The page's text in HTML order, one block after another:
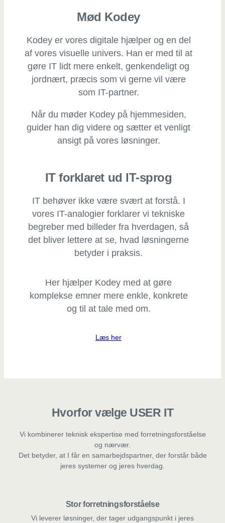
Mød Kodey
Kodey er vores digitale hjælper og en del
af vores visuelle univers. Han er med til at
gøre IT lidt mere enkelt, genkendeligt og
jordnært, præcis som vi gerne vil være
som IT-partner.
Når du møder Kodey på hjemmesiden,
guider han dig videre og sætter et venligt
ansigt på vores løsninger.
IT forklaret ud IT-sprog
IT behøver ikke være svært at forstå. I
vores IT-analogier forklarer vi tekniske
begreber med billeder fra hverdagen, så
det bliver lettere at se, hvad løsningerne
betyder i praksis.
Her hjælper Kodey med at gøre
komplekse emner mere enkle, konkrete
og til at tale med om.
Læs her
Hvorfor vælge USER IT
Vi kombinerer teknisk ekspertise med forretningsforståelse
og nærvær.
Det betyder, at I får en samarbejdspartner, der forstår både
jeres systemer og jeres hverdag.
Stor forretningsforståelse
Vi leverer løsninger, der tager udgangspunkt i jeres